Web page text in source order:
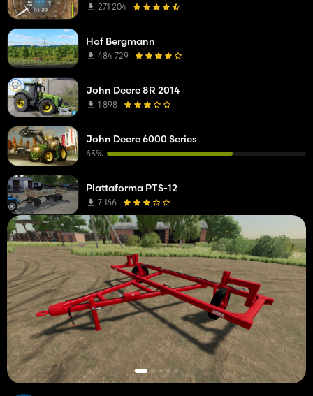
271 204
Hof Bergmann
484 729
John Deere 8R 2014
1 898
John Deere 6000 Series
63%
Piattaforma PTS-12
7 166